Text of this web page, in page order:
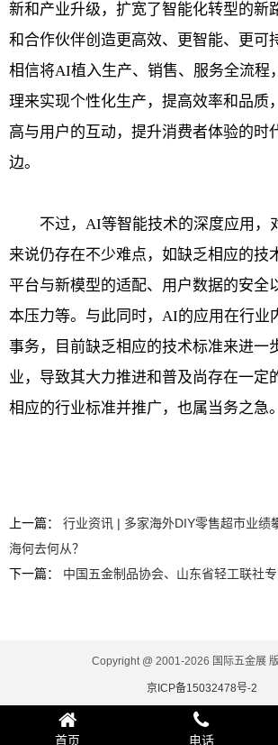
新和产业升级，扩宽了智能化转型的新
和合作伙伴创造更高效、更智能、更可
相信将AI植入生产、销售、服务全流程
理来实现个性化生产，提高效率和品质
高与用户的互动，提升消费者体验的时
边。
不过，AI等智能技术的深度应用，
来说仍存在不少难点，如缺乏相应的技
平台与新模型的适配、用户数据的安全
本压力等。与此同时，AI的应用在行业
事务，目前缺乏相应的技术标准来进一
业，导致其大力推进和普及尚存在一定
相应的行业标准并推广，也属当务之急
上一篇： 行业资讯 | 多家海外DIY零售超市业绩
海何去何从？
下一篇： 中国五金制品协会、山东省轻工联社
Copyright @ 2001-2026 国际五金展
京ICP备15032478号-2
首页 电话